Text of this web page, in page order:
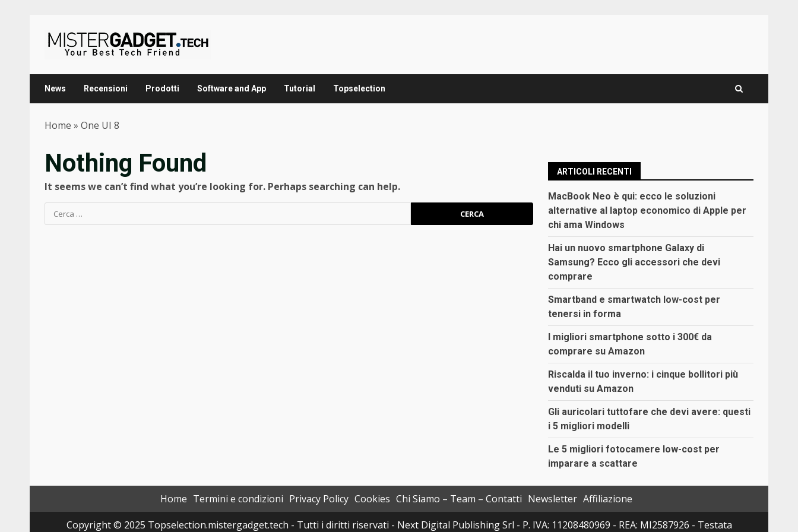
content
News Recensioni Prodotti Software and App Tutorial Topselection
Home » One UI 8
Nothing Found
It seems we can’t find what you’re looking for. Perhaps searching can help.
Ricerca
per:
ARTICOLI RECENTI
MacBook Neo è qui: ecco le soluzioni
alternative al laptop economico di Apple per
chi ama Windows
Hai un nuovo smartphone Galaxy di
Samsung? Ecco gli accessori che devi
comprare
Smartband e smartwatch low-cost per
tenersi in forma
I migliori smartphone sotto i 300€ da
comprare su Amazon
Riscalda il tuo inverno: i cinque bollitori più
venduti su Amazon
Gli auricolari tuttofare che devi avere: questi
i 5 migliori modelli
Le 5 migliori fotocamere low-cost per
imparare a scattare
Home Termini e condizioni Privacy Policy Cookies Chi Siamo – Team – Contatti Newsletter Affiliazione
Copyright © 2025 Topselection.mistergadget.tech - Tutti i diritti riservati - Next Digital Publishing Srl - P. IVA: 11208480969 - REA: MI2587926 - Testata